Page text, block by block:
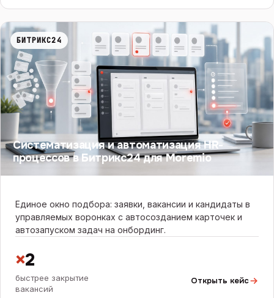
БИТРИКС24
Систематизация и автоматизация HR-
процессов в Битрикс24 для Moremio
Единое окно подбора: заявки, вакансии и кандидаты в
управляемых воронках с автосозданием карточек и
автозапуском задач на онбординг.
×2
быстрее закрытие
вакансий
Открыть кейс